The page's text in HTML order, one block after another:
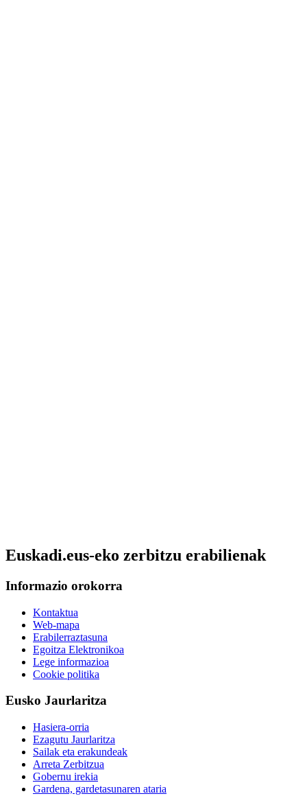
Euskadi.eus-eko zerbitzu erabilienak
Informazio orokorra
Kontaktua
Web-mapa
Erabilerraztasuna
Egoitza Elektronikoa
Lege informazioa
Cookie politika
Eusko Jaurlaritza
Hasiera-orria
Ezagutu Jaurlaritza
Sailak eta erakundeak
Arreta Zerbitzua
Gobernu irekia
Gardena, gardetasunaren ataria